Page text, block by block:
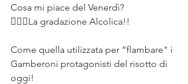
Cosa mi piace del Venerdì? ⠀
💁🏻‍♀️La gradazione Alcolica!!⠀
Come quella utilizzata per “flambare" i
Gamberoni protagonisti del risotto di
oggi!⠀